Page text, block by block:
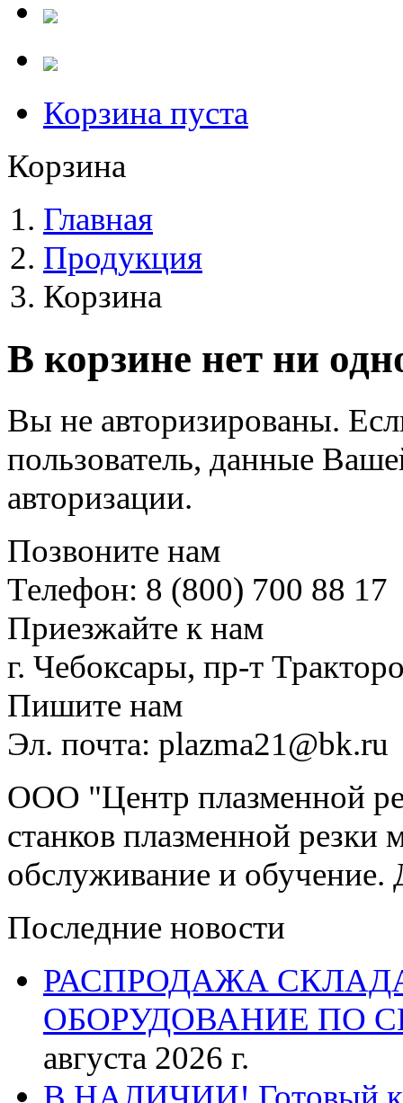
Корзина пуста
Корзина
Главная
Продукция
Корзина
В корзине нет ни
Вы не авторизированы.
пользователь, данные
авторизации.
Позвоните нам
Телефон: 8 (800) 700 88 17
Приезжайте к нам
г. Чебоксары, пр-т
Пишите нам
Эл. почта: plazma21@bk.ru
ООО "Центр плазменной
станков плазменной резки
обслуживание и обучение.
Последние новости
РАСПРОДАЖА
ОБОРУДОВАНИЕ ПО
августа 2026 г.